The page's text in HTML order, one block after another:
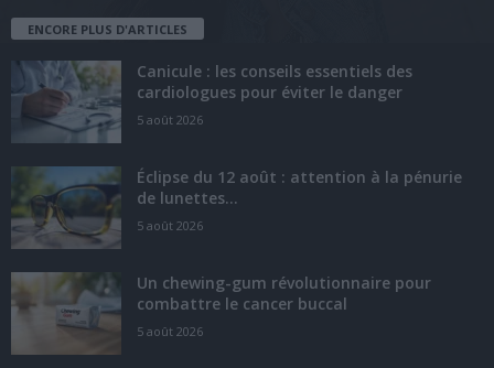
ENCORE PLUS D'ARTICLES
Canicule : les conseils essentiels des
cardiologues pour éviter le danger
5 août 2026
Éclipse du 12 août : attention à la pénurie
de lunettes...
5 août 2026
Un chewing-gum révolutionnaire pour
combattre le cancer buccal
5 août 2026